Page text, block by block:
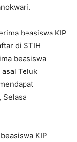
beasiswa KIP
di STIH
beasiswa
asal Teluk
Selasa
KIP